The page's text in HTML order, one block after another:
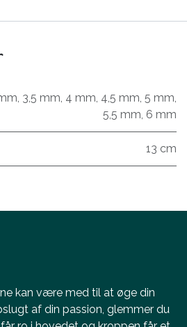
3,5 mm 4 mm 4,5 mm 5 mm
5,5 mm 6 mm
13 cm
kan være med til at øge din
af din passion, glemmer du